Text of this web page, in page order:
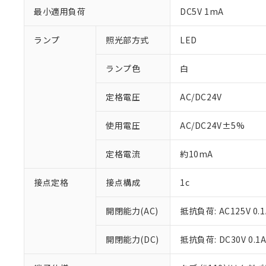
最小適用負荷 DC5V 1mA
ランプ 照光部方式 LED
ランプ色 白
定格電圧 AC/DC24V
使用電圧 AC/DC24V±5%
定格電流 約10mA
接点定格 接点構成 1c
開閉能力(AC) 抵抗負荷: AC125V
開閉能力(DC) 抵抗負荷: DC30V 0.1A
ご利用条件
対応済み：EU
対応予定：EU
対応予定なし：
調査・確認中：